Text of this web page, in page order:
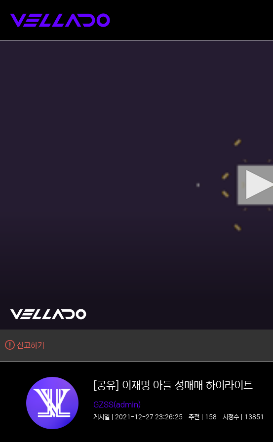
신고하기
[공유] 이재명 아들 성매매 하이라이트
GZSS(admin)
게시일 | 2021-12-27 23:26:25 추천 | 158 시청수 | 13851